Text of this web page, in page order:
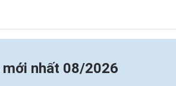
mới nhất 08/2026